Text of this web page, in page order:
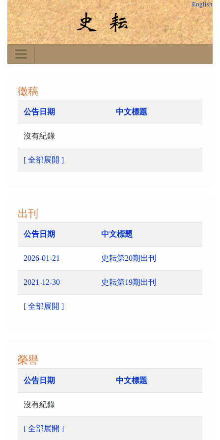
English
徵稿
公告日期 中文標題
沒有紀錄
[ 全部展開 ]
出刊
公告日期 中文標題
2026-01-21 史耘第20期出刊
2021-12-30 史耘第19期出刊
[ 全部展開 ]
榮譽
公告日期 中文標題
沒有紀錄
[ 全部展開 ]